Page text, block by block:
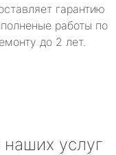
гарантию
работы по
до 2 лет.
наших услуг